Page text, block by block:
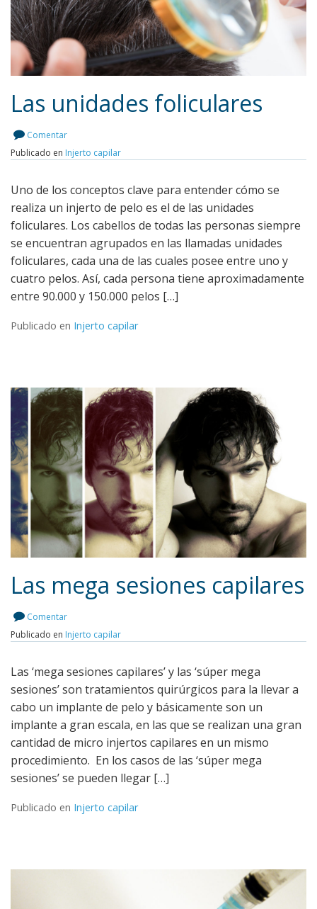
Leer más
Las unidades foliculares
Comentar
Publicado en Injerto capilar
Uno de los conceptos clave para entender cómo se
realiza un injerto de pelo es el de las unidades
foliculares. Los cabellos de todas las personas siempre
se encuentran agrupados en las llamadas unidades
foliculares, cada una de las cuales posee entre uno y
cuatro pelos. Así, cada persona tiene aproximadamente
entre 90.000 y 150.000 pelos […]
Publicado en Injerto capilar
Leer más
Las mega sesiones capilares
Comentar
Publicado en Injerto capilar
Las ‘mega sesiones capilares’ y las ‘súper mega
sesiones’ son tratamientos quirúrgicos para la llevar a
cabo un implante de pelo y básicamente son un
implante a gran escala, en las que se realizan una gran
cantidad de micro injertos capilares en un mismo
procedimiento. En los casos de las ‘súper mega
sesiones’ se pueden llegar […]
Publicado en Injerto capilar